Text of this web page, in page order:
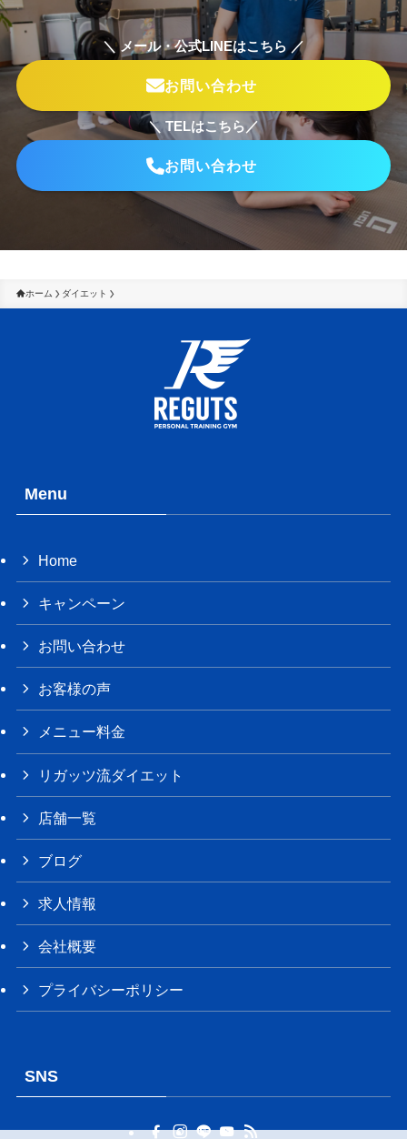
＼ メール・公式LINEはこちら ／
お問い合わせ
＼ TELはこちら／
お問い合わせ
ホーム ダイエット
Menu
Home
キャンペーン
お問い合わせ
お客様の声
メニュー料金
リガッツ流ダイエット
店舗一覧
ブログ
求人情報
会社概要
プライバシーポリシー
SNS